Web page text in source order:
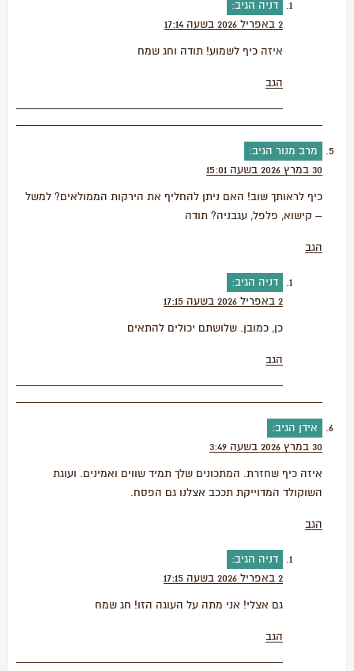
דניה
הגיב:
2 באפריל 2026 בשעה 17:14
איזה כיף לשמוע! תודה וחג שמח
הגב
מרב מנור הגיב:
30 במרץ 2026 בשעה 15:01
כיף לראותך שוב! האם ניתן להחליף את הירקות הממולאים? למשל
– קישוא, פלפל, עגבניה? תודה
הגב
דניה
הגיב:
2 באפריל 2026 בשעה 17:15
כן, כמובן. שלושתם יכולים להתאים
הגב
אידן
הגיב:
30 במרץ 2026 בשעה 3:49
איזה כיף שחזרת. המתכונים שלך תמיד שווים ואמינים. ועוגת
השוקולד המדוייקת תככב אצלנו גם הפסח.
הגב
דניה
הגיב:
2 באפריל 2026 בשעה 17:15
גם אצלי! אני מתה על העוגה הזו! חג שמח
הגב